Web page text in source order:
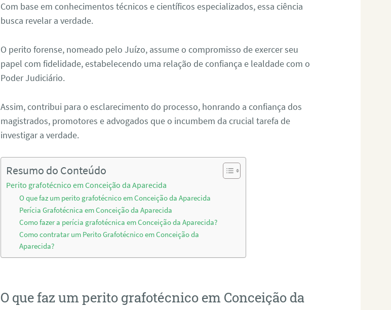
Com base em conhecimentos técnicos e científicos especializados, essa ciência
busca revelar a verdade.
O perito forense, nomeado pelo Juízo, assume o compromisso de exercer seu
papel com fidelidade, estabelecendo uma relação de confiança e lealdade com o
Poder Judiciário.
Assim, contribui para o esclarecimento do processo, honrando a confiança dos
magistrados, promotores e advogados que o incumbem da crucial tarefa de
investigar a verdade.
Resumo do Conteúdo
Perito grafotécnico em Conceição da Aparecida
O que faz um perito grafotécnico em Conceição da Aparecida
Perícia Grafotécnica em Conceição da Aparecida
Como fazer a perícia grafotécnica em Conceição da Aparecida?
Como contratar um Perito Grafotécnico em Conceição da
Aparecida?
O que faz um perito grafotécnico em Conceição da